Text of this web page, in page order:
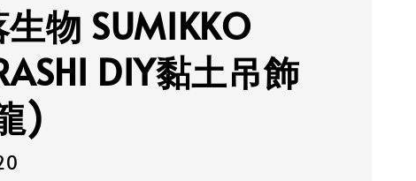
物 SUMIKKO
DIY黏土吊飾
)